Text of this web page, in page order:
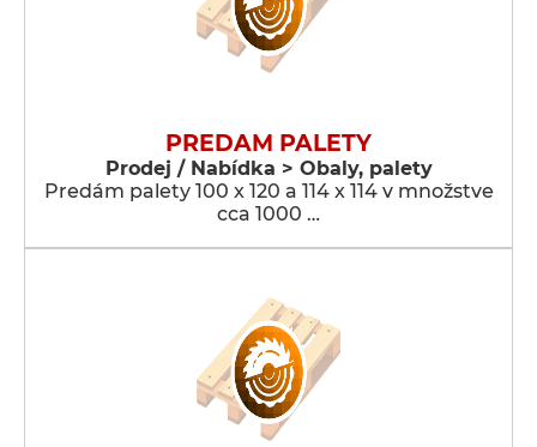
PREDAM PALETY
Prodej / Nabídka > Obaly, palety
Predám palety 100 x 120 a 114 x 114 v množstve
cca 1000 …